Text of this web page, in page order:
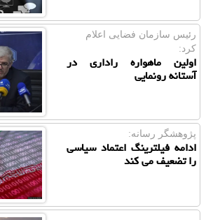
رئیس سازمان فضایی اعلام
كرد:
اولین ماهواره راداری در
آستانه رونمایی
پژوهشگر رسانه:
ادامه فیلترینگ اعتماد سیاسی
را تضعیف می کند